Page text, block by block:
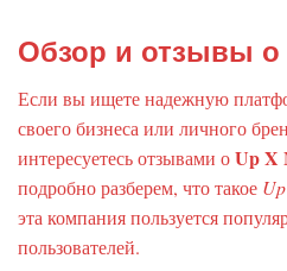
Обзор и отзывы о
Если вы ищете надежную
своего бизнеса или личного
интересуетесь отзывами оUp X
подробно разберем, что такое
эта компания пользуется
пользователей.